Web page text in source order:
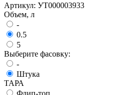
Артикул: УТ000003933
Объем, л
-
0.5
5
Выберите фасовку:
-
Штука
ТАРА
Флип-топ